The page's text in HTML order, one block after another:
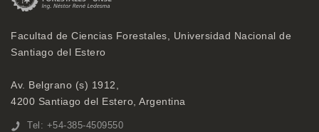
Facultad de Ciencias Forestales, Universidad Nacional de
Santiago del Estero
Av. Belgrano (s) 1912,
4200 Santiago del Estero, Argentina
Tel: +54-385-4509550